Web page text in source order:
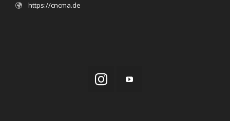
https://cncma.de